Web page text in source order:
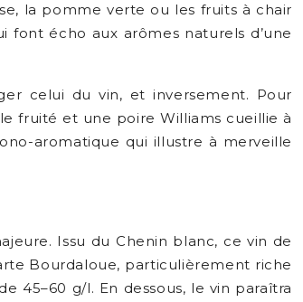
la pomme verte ou les fruits à chair
font écho aux arômes naturels d’une
celui du vin, et inversement. Pour
fruité et une poire Williams cueillie à
aromatique qui illustre à merveille
Issu du Chenin blanc, ce vin de
Bourdaloue, particulièrement riche
45–60 g/l. En dessous, le vin paraîtra